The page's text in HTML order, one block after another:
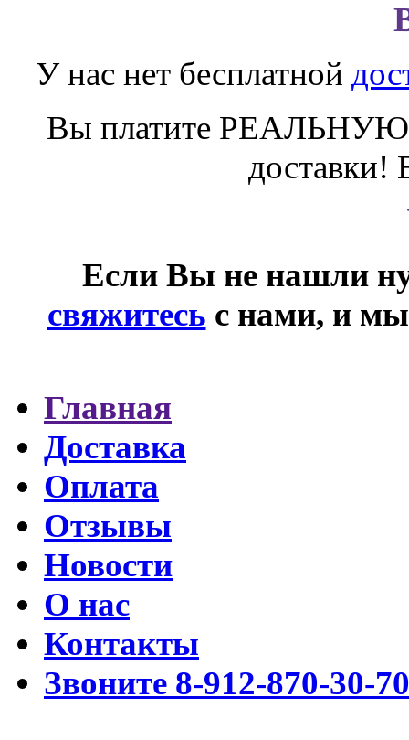
У нас нет бесплатной
Вы платите
доставки!
Если Вы не нашли
свяжитесь с нами, и мы
Главная
Доставка
Оплата
Отзывы
Новости
О нас
Контакты
Звоните 8-912-870-30-70